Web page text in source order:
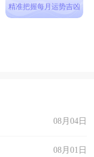
精准把握每月运势吉凶
08月04日
08月01日